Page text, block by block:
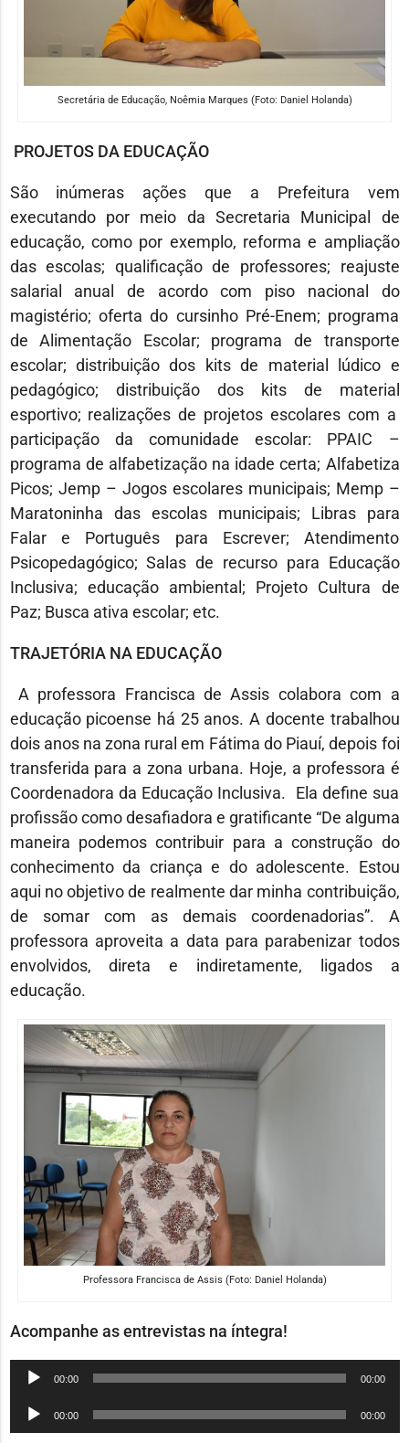
Secretária de Educação, Noêmia Marques (Foto: Daniel Holanda)
PROJETOS DA EDUCAÇÃO
São inúmeras ações que a Prefeitura vem
executando por meio da Secretaria Municipal de
educação, como por exemplo, reforma e ampliação
das escolas; qualificação de professores; reajuste
salarial anual de acordo com piso nacional do
magistério; oferta do cursinho Pré-Enem; programa
de Alimentação Escolar; programa de transporte
escolar; distribuição dos kits de material lúdico e
pedagógico; distribuição dos kits de material
esportivo; realizações de projetos escolares com a
participação da comunidade escolar: PPAIC –
programa de alfabetização na idade certa; Alfabetiza
Picos; Jemp – Jogos escolares municipais; Memp –
Maratoninha das escolas municipais; Libras para
Falar e Português para Escrever; Atendimento
Psicopedagógico; Salas de recurso para Educação
Inclusiva; educação ambiental; Projeto Cultura de
Paz; Busca ativa escolar; etc.
TRAJETÓRIA NA EDUCAÇÃO
A professora Francisca de Assis colabora com a
educação picoense há 25 anos. A docente trabalhou
dois anos na zona rural em Fátima do Piauí, depois foi
transferida para a zona urbana. Hoje, a professora é
Coordenadora da Educação Inclusiva. Ela define sua
profissão como desafiadora e gratificante “De alguma
maneira podemos contribuir para a construção do
conhecimento da criança e do adolescente. Estou
aqui no objetivo de realmente dar minha contribuição,
de somar com as demais coordenadorias”. A
professora aproveita a data para parabenizar todos
envolvidos, direta e indiretamente, ligados a
educação.
Professora Francisca de Assis (Foto: Daniel Holanda)
Acompanhe as entrevistas na íntegra!
Tocador
áudio
00:00 00:00
Tocador
de
00:00 00:00